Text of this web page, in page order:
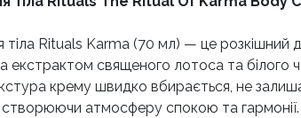
тіла Rituals Karma (70 мл) — це розкішний
екстрактом священого лотоса та білого
крему швидко вбирається, не
створюючи атмосферу спокою та гармонії.